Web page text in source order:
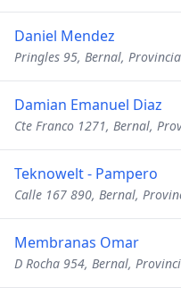
Daniel Mendez
Pringles 95, Bernal,
Damian Emanuel Diaz
Cte Franco 1271, Bernal,
Teknowelt - Pampero
Calle 167 890, Bernal,
Membranas Omar
D Rocha 954, Bernal,